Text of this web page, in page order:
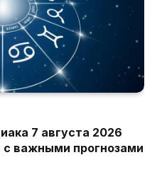
7 августа 2026
с важными прогнозами